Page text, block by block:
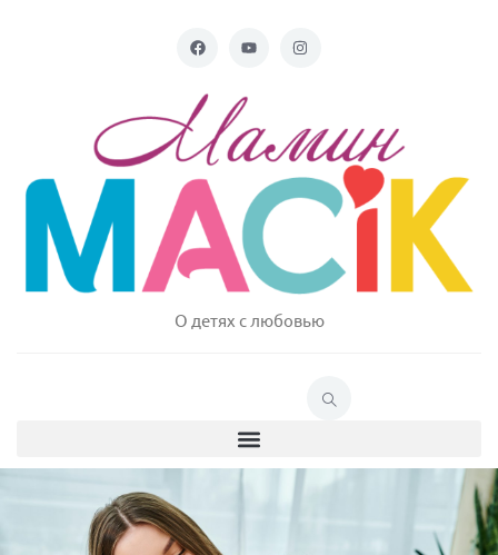
О детях с любовью